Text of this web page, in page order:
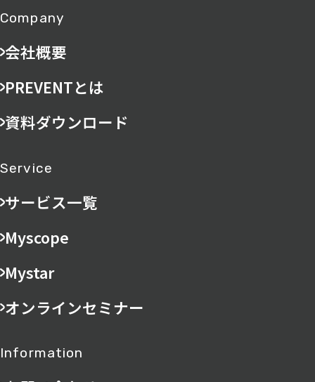
Company
会社概要
PREVENTとは
資料ダウンロード
Service
サービス一覧
Myscope
Mystar
オンラインセミナー
Information